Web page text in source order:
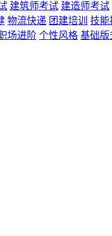
建筑师考试 建造师考试
物流快递 团建培训 技能
场进阶 个性风格 基础版